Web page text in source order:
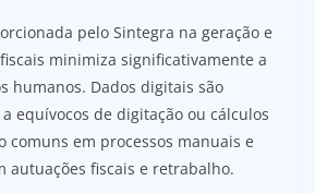
pelo Sintegra na geração e
minimiza significativamente a
humanos. Dados digitais são
equívocos de digitação ou cálculos
comuns em processos manuais e
autuações fiscais e retrabalho.